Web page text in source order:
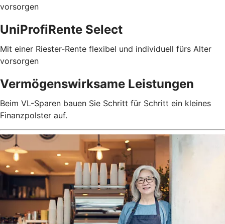
vorsorgen
UniProfiRente Select
Mit einer Riester-Rente flexibel und individuell fürs Alter
vorsorgen
Vermögenswirksame Leistungen
Beim VL-Sparen bauen Sie Schritt für Schritt ein kleines
Finanzpolster auf.